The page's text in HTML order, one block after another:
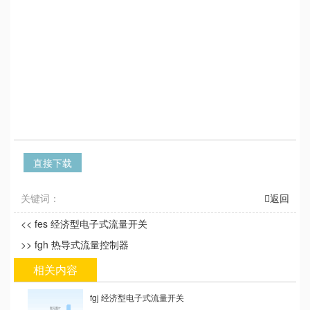
直接下载
关键词：
返回
<< fes 经济型电子式流量开关
>> fgh 热导式流量控制器
相关内容
fgj 经济型电子式流量开关